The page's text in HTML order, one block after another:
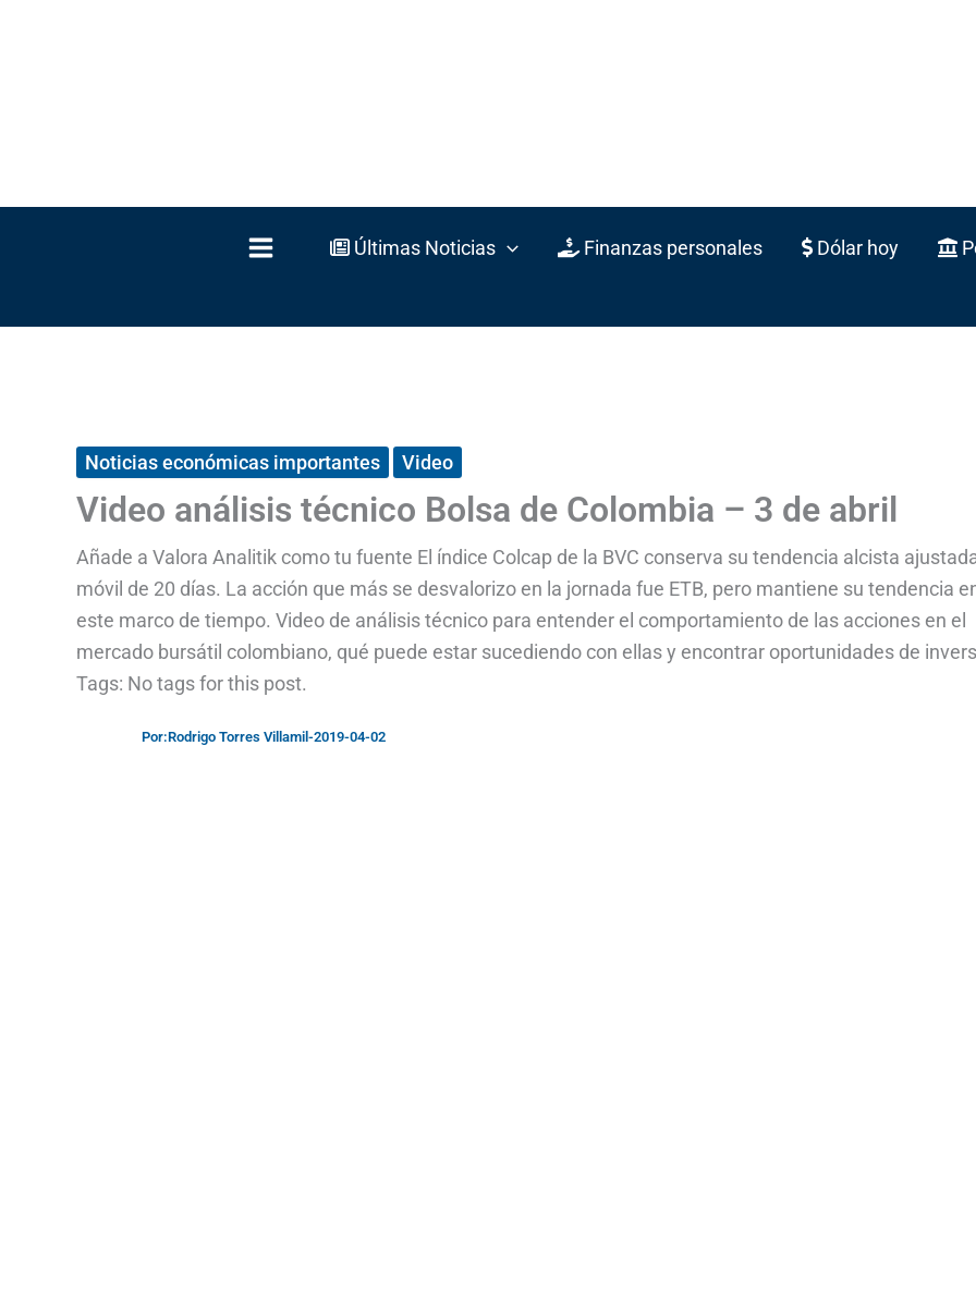
Últimas Noticias Finanzas personales Dólar hoy
Noticias económicas importantes Video
Video análisis técnico Bolsa de Colombia – 3 de abril
Añade a Valora Analitik como tu fuente El índice Colcap de la BVC conserva su tendencia alcista
móvil de 20 días. La acción que más se desvalorizo en la jornada fue ETB, pero mantiene su tendencia
este marco de tiempo. Video de análisis técnico para entender el comportamiento de las acciones en el
mercado bursátil colombiano, qué puede estar sucediendo con ellas y encontrar oportunidades de
Tags: No tags for this post.
Por:Rodrigo Torres Villamil -2019-04-02